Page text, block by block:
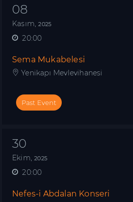
08
Kasım,2025
20:00
Sema Mukabelesi
Yenikapı Mevlevihanesi
Past Event
30
Ekim,2025
20:00
Nefes-i Abdalan Konseri